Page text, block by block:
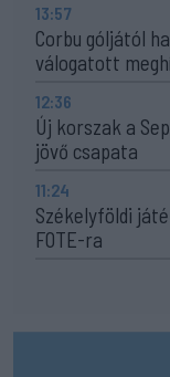
13:57
Corbu góljától
válogatott
12:36
Új korszak a
jövő csapata
11:24
Székelyföldi
FOTE-ra